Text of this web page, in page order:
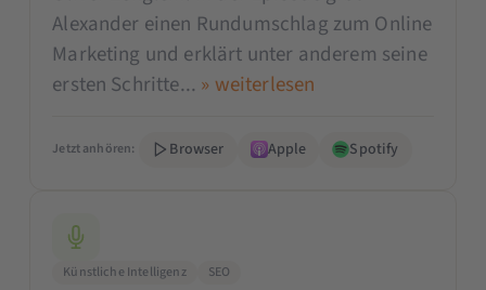
Alexander einen Rundumschlag zum Online
Marketing und erklärt unter anderem seine
ersten Schritte... » weiterlesen
Jetzt anhören: Browser Apple Spotify
Künstliche Intelligenz SEO